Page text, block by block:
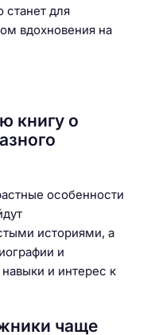
станет для
вдохновения на
книгу о
особенности
историями, а
и
и интерес к
чаще